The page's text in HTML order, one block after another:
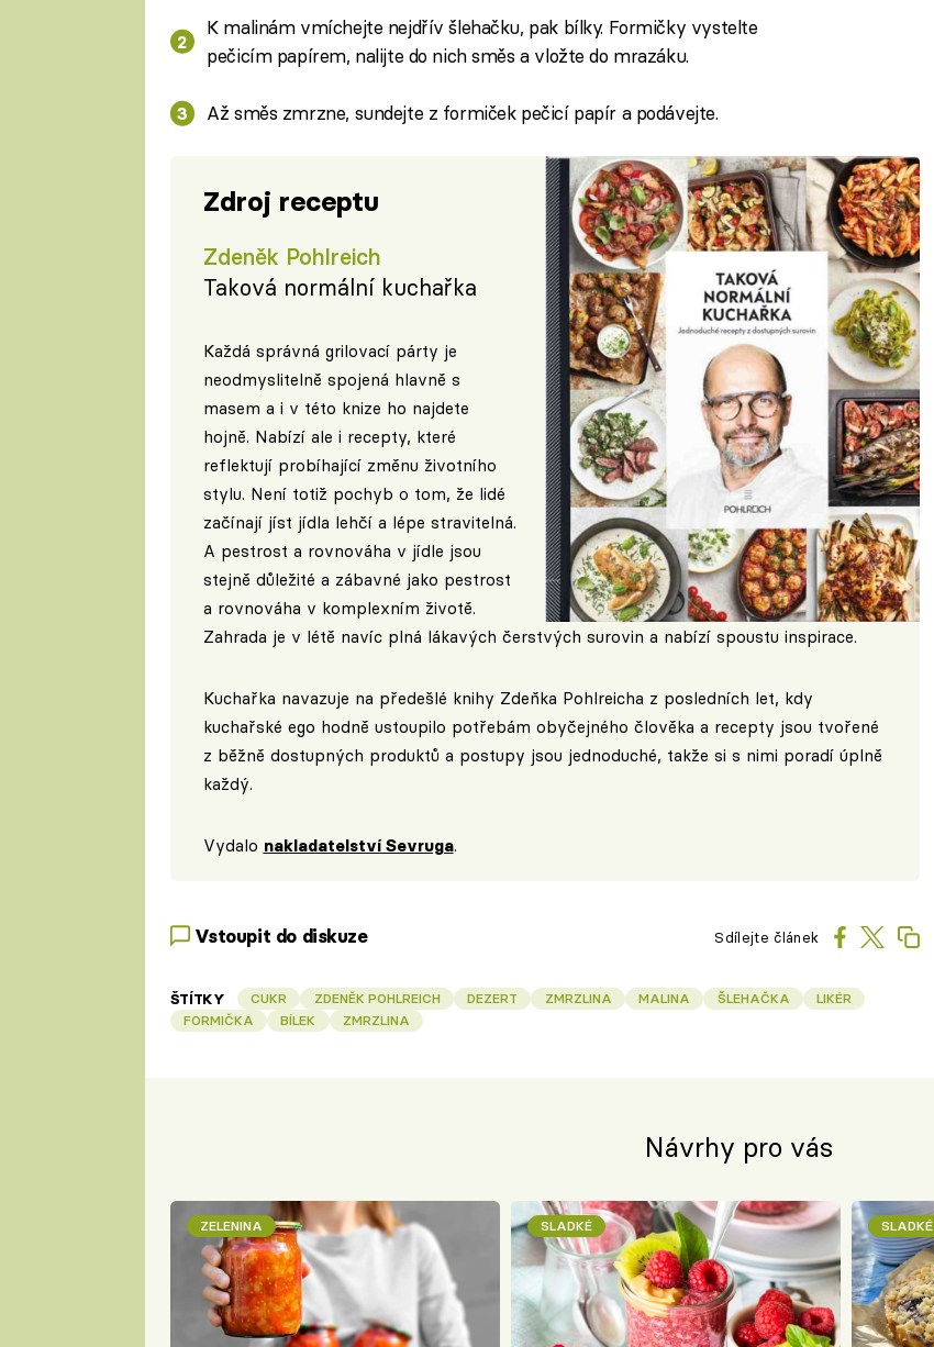
K malinám vmíchejte nejdřív šlehačku, pak bílky. Formičky vystelte
pečicím papírem, nalijte do nich směs a vložte do mrazáku.
Až směs zmrzne, sundejte z formiček pečicí papír a podávejte.
Zdroj receptu
Zdeněk Pohlreich
Taková normální kuchařka
Každá správná grilovací párty je
neodmyslitelně spojená hlavně s
masem a i v této knize ho najdete
hojně. Nabízí ale i recepty, které
reflektují probíhající změnu životního
stylu. Není totiž pochyb o tom, že lidé
začínají jíst jídla lehčí a lépe stravitelná.
A pestrost a rovnováha v jídle jsou
stejně důležité a zábavné jako pestrost
a rovnováha v komplexním životě.
Zahrada je v létě navíc plná lákavých čerstvých surovin a nabízí spoustu inspirace.
Kuchařka navazuje na předešlé knihy Zdeňka Pohlreicha z posledních let, kdy
kuchařské ego hodně ustoupilo potřebám obyčejného člověka a recepty jsou tvořené
z běžně dostupných produktů a postupy jsou jednoduché, takže si s nimi poradí úplně
každý.
Vydalo nakladatelství Sevruga.
Vstoupit do diskuze Sdílejte článek
ŠTÍTKY CUKR ZDENĚK POHLREICH DEZERT ZMRZLINA MALINA ŠLEHAČKA
LIKÉR
FORMIČKA
BÍLEK ZMRZLINA
Návrhy pro vás
ZELENINA SLADKÉ SLADKÉ